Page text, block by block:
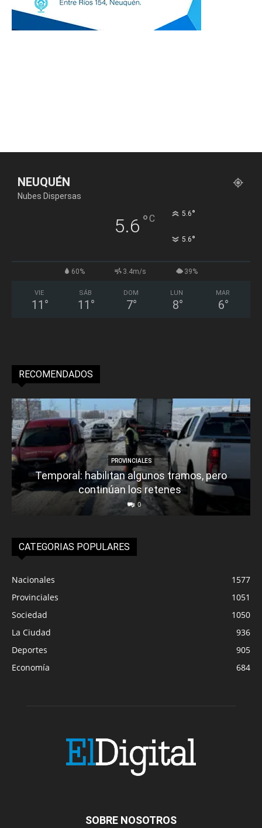
NEUQUÉN
Nubes Dispersas
5.6 °C 5.6°
5.6°
60% 3.4m/s 39%
VIE
11 °
SÁB
11 °
DOM
7°
LUN
8°
MAR
6°
RECOMENDADOS
PROVINCIALES
Temporal: habilitan algunos tramos, pero
continúan los retenes
0
CATEGORIAS POPULARES
Nacionales
1577
Provinciales
1051
Sociedad
1050
La Ciudad
936
Deportes
905
Economía
684
SOBRE NOSOTROS